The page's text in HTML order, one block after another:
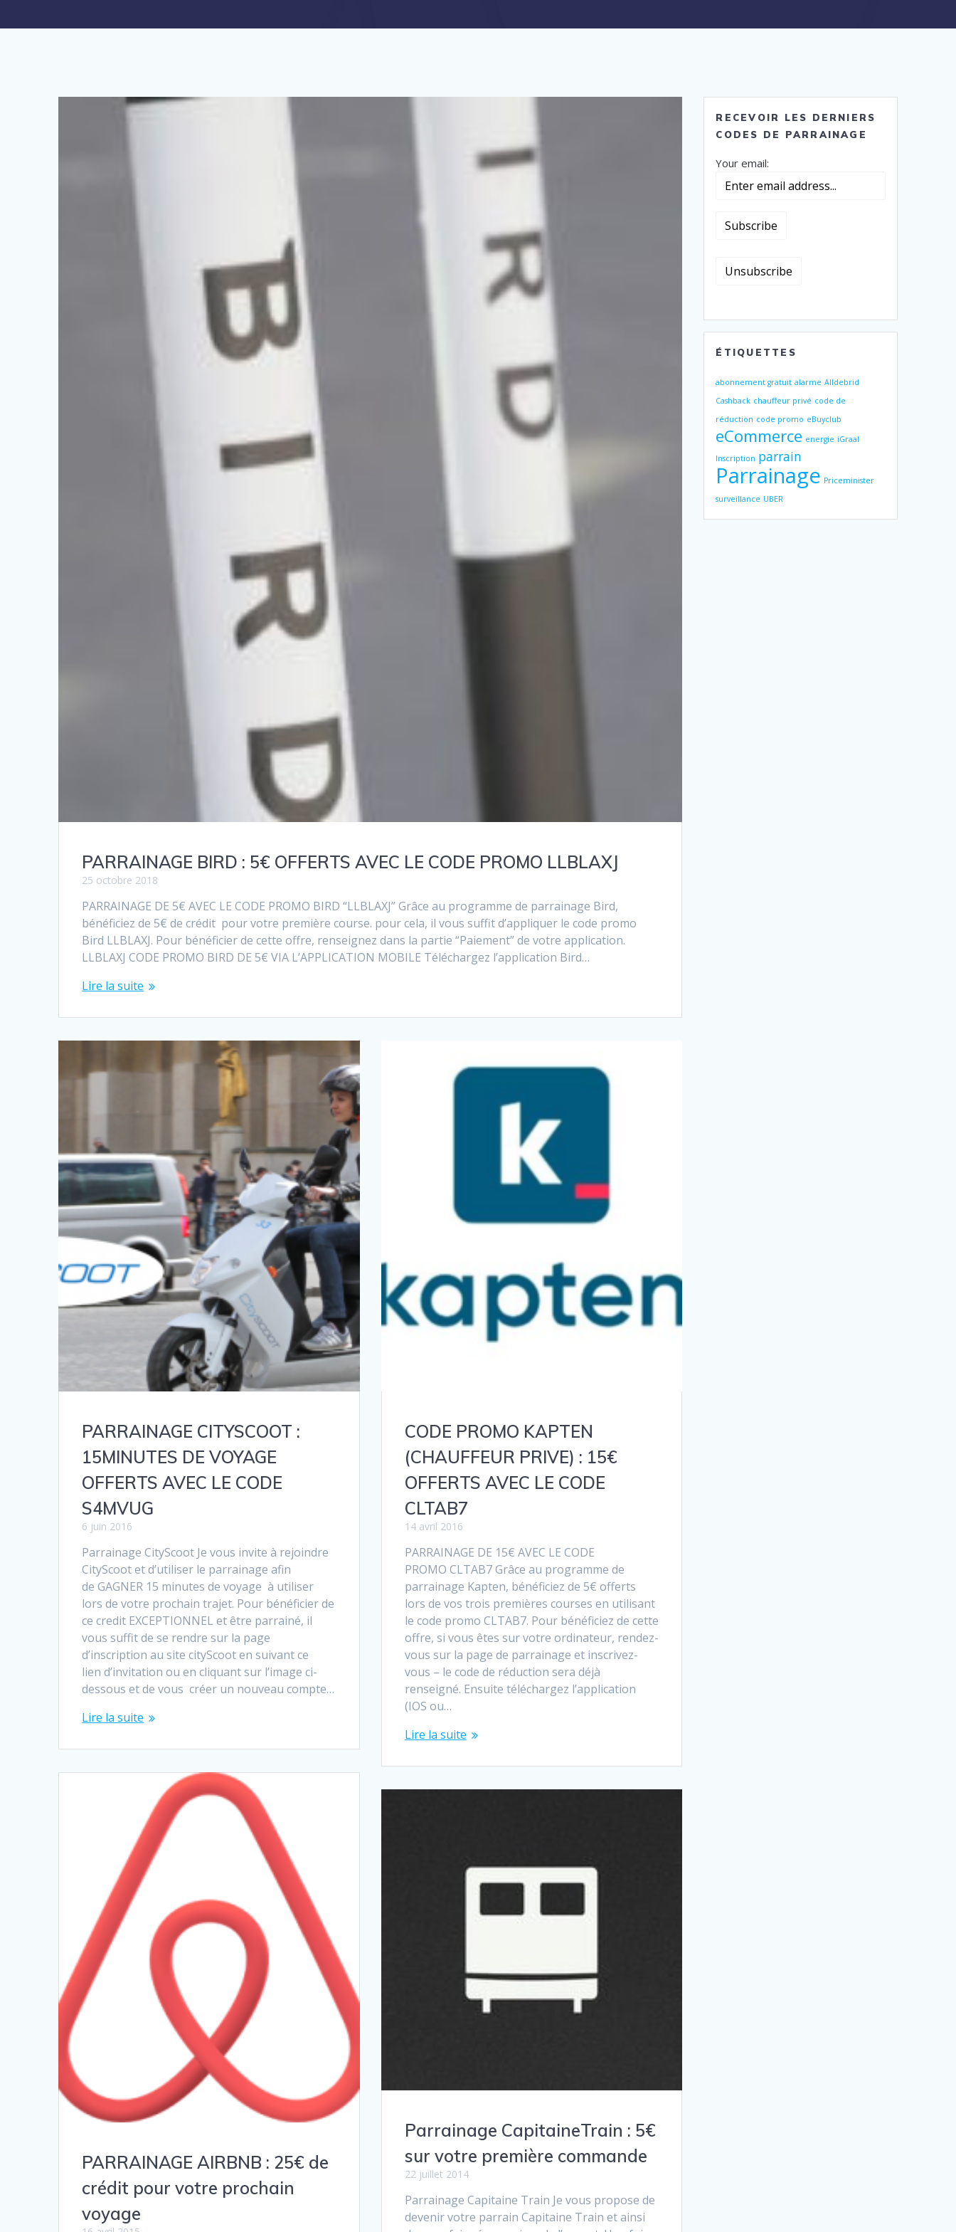
PARRAINAGE BIRD : 5€ OFFERTS AVEC LE CODE PROMO LLBLAXJ
25 octobre 2018
PARRAINAGE DE 5€ AVEC LE CODE PROMO BIRD “LLBLAXJ” Grâce au programme de parrainage Bird,
bénéficiez de 5€ de crédit pour votre première course. pour cela, il vous suffit d’appliquer le code promo
Bird LLBLAXJ. Pour bénéficier de cette offre, renseignez dans la partie “Paiement” de votre application.
LLBLAXJ CODE PROMO BIRD DE 5€ VIA L’APPLICATION MOBILE Téléchargez l’application Bird…
Lire la suite
PARRAINAGE CITYSCOOT :
15MINUTES DE VOYAGE
OFFERTS AVEC LE CODE
S4MVUG
6 juin 2016
Parrainage CityScoot Je vous invite à rejoindre
CityScoot et d’utiliser le parrainage afin
de GAGNER 15 minutes de voyage à utiliser
lors de votre prochain trajet. Pour bénéficier de
ce credit EXCEPTIONNEL et être parrainé, il
vous suffit de se rendre sur la page
d’inscription au site cityScoot en suivant ce
lien d’invitation ou en cliquant sur l’image ci-
dessous et de vous créer un nouveau compte…
Lire la suite
CODE PROMO KAPTEN
(CHAUFFEUR PRIVE) : 15€
OFFERTS AVEC LE CODE
CLTAB7
14 avril 2016
PARRAINAGE DE 15€ AVEC LE CODE
PROMO CLTAB7 Grâce au programme de
parrainage Kapten, bénéficiez de 5€ offerts
lors de vos trois premières courses en utilisant
le code promo CLTAB7. Pour bénéficiez de cette
offre, si vous êtes sur votre ordinateur, rendez-
vous sur la page de parrainage et inscrivez-
vous – le code de réduction sera déjà
renseigné. Ensuite téléchargez l’application
(IOS ou…
Lire la suite
PARRAINAGE AIRBNB : 25€ de
crédit pour votre prochain
voyage
Parrainage CapitaineTrain : 5€
sur votre première commande
22 juillet 2014
Parrainage Capitaine Train Je vous propose de
devenir votre parrain Capitaine Train et ainsi
RECEVOIR LES DERNIERS
CODES DE PARRAINAGE
Your email:
ÉTIQUETTES
abonnement gratuit alarme Alldebrid
Cashback chauffeur privé code de
réduction code promo eBuyclub
eCommerce energie iGraal
Inscription parrain
Parrainage Priceminister
surveillance UBER